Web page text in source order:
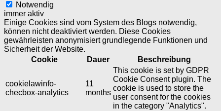
Notwendig
immer aktiv
Einige Cookies sind vom System des Blogs notwendig,
können nicht deaktiviert werden. Diese Cookies
gewährleisten anonymisiert grundlegende Funktionen und
Sicherheit der Website.
Cookie
Dauer Beschreibung
cookielawinfo-
checbox-analytics
11
months
This cookie is set by GDPR
Cookie Consent plugin. The
cookie is used to store the
user consent for the cookies
in the category "Analytics".